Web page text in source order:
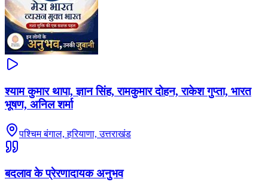
श्याम कुमार थापा, ज्ञान सिंह, रामकुमार दोहन, राकेश गुप्ता, भारत
भूषण, अनिल शर्मा
पश्चिम बंगाल, हरियाणा, उत्तराखंड
बदलाव के प्रेरणादायक अनुभव